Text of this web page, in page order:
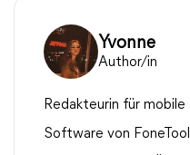
Yvonne
Author/in
Redakteurin für
Software von